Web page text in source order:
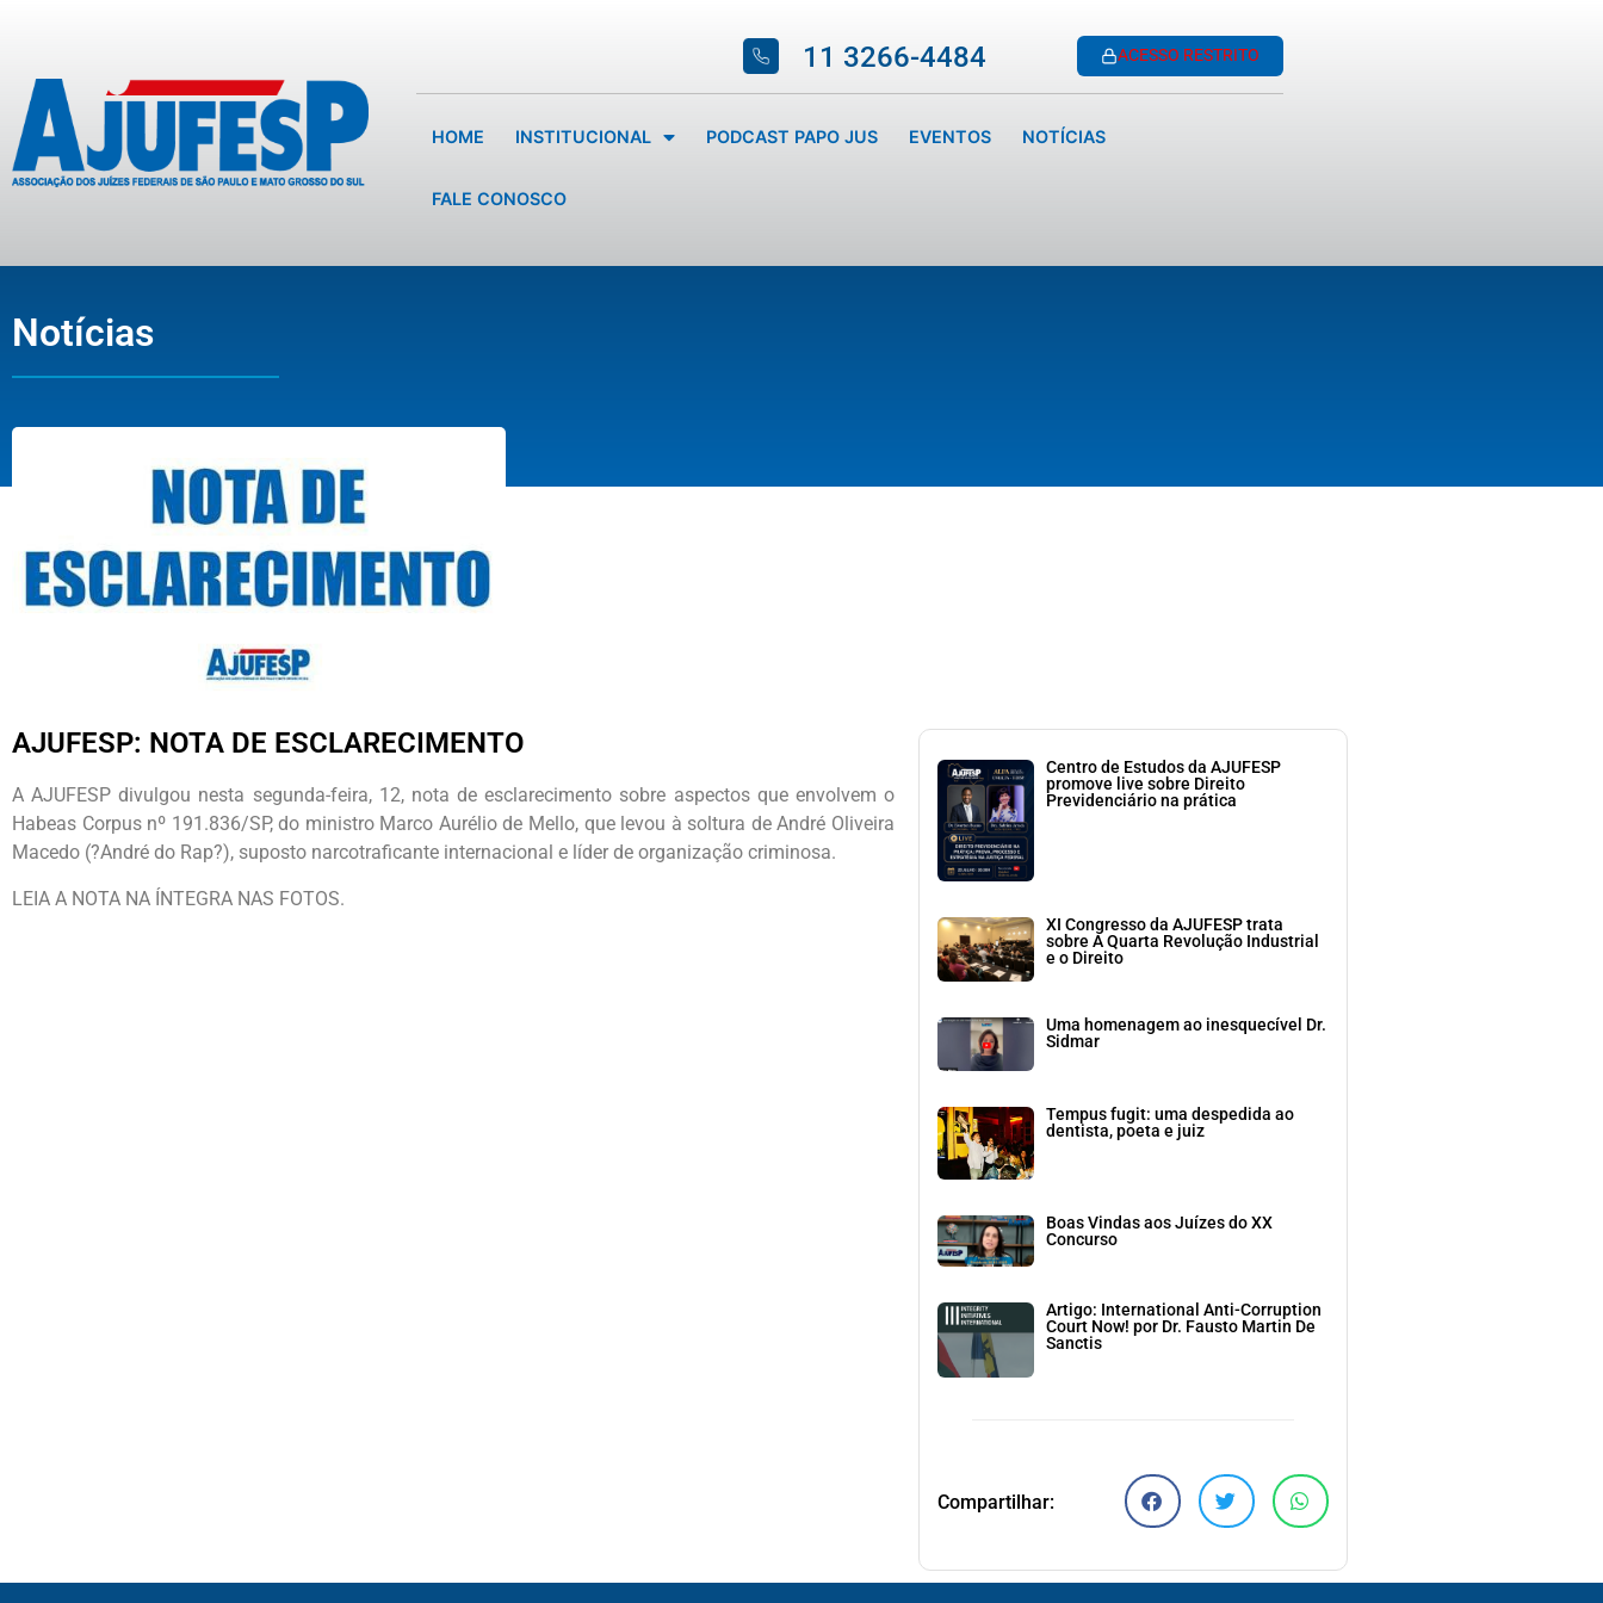
11 3266-4484 ACESSO RESTRITO
HOME INSTITUCIONAL PODCAST PAPO JUS EVENTOS NOTÍCIAS
FALE CONOSCO
Notícias
AJUFESP: NOTA DE ESCLARECIMENTO
A AJUFESP divulgou nesta segunda-feira, 12, nota de esclarecimento sobre aspectos que envolvem o
Habeas Corpus nº 191.836/SP, do ministro Marco Aurélio de Mello, que levou à soltura de André Oliveira
Macedo (?André do Rap?), suposto narcotraficante internacional e líder de organização criminosa.
LEIA A NOTA NA ÍNTEGRA NAS FOTOS.
Centro de Estudos da AJUFESP
promove live sobre Direito
Previdenciário na prática
XI Congresso da AJUFESP trata
sobre A Quarta Revolução Industrial
e o Direito
Uma homenagem ao inesquecível Dr.
Sidmar
Tempus fugit: uma despedida ao
dentista, poeta e juiz
Boas Vindas aos Juízes do XX
Concurso
Artigo: International Anti-Corruption
Court Now! por Dr. Fausto Martin De
Sanctis
Compartilhar: